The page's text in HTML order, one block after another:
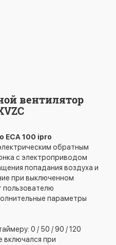
вентилятор
ECA 100 ipro
обратным
с электроприводом
попадания воздуха и
при выключенном
пользователю
параметры
0 / 50 / 90 / 120
включался при